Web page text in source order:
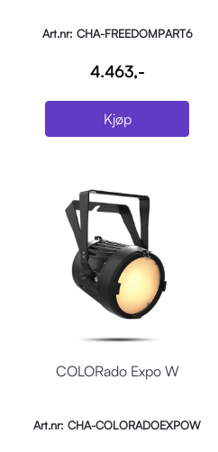
Art.nr: CHA-FREEDOMPART6
4.463,-
Kjøp
COLORado Expo W
Art.nr: CHA-COLORADOEXPOW